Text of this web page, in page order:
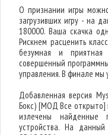
О признании игры
загрузивших игру - на
180000. Ваша скачка
Рискнем расценить
безумная и
совершенный
управления. В финале
Добавленная версия
Бокс) [МОД Все открыто]
излечены найденные
устройства. На